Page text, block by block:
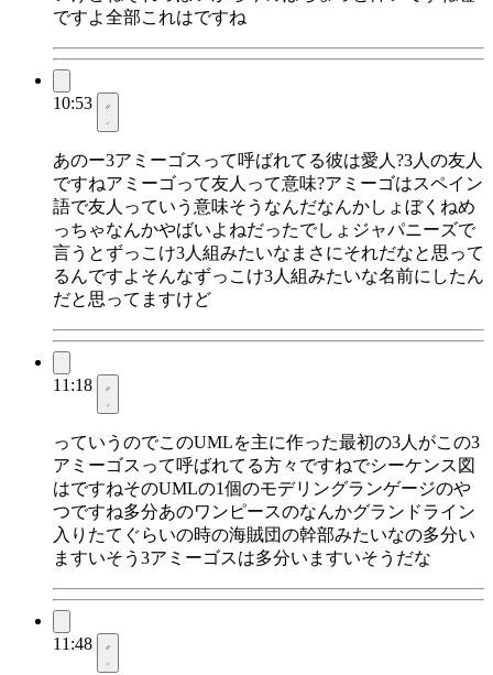
ですよ全部これはですね
10:53
あのー3アミーゴスって呼ばれてる彼は愛人?3人の友人
ですねアミーゴって友人って意味?アミーゴはスペイン
語で友人っていう意味そうなんだなんかしょぼくねめ
っちゃなんかやばいよねだったでしょジャパニーズで
言うとずっこけ3人組みたいなまさにそれだなと思って
るんですよそんなずっこけ3人組みたいな名前にしたん
だと思ってますけど
11:18
っていうのでこのUMLを主に作った最初の3人がこの3
アミーゴスって呼ばれてる方々ですねでシーケンス図
はですねそのUMLの1個のモデリングランゲージのや
つですね多分あのワンピースのなんかグランドライン
入りたてぐらいの時の海賊団の幹部みたいなの多分い
ますいそう3アミーゴスは多分いますいそうだな
11:48